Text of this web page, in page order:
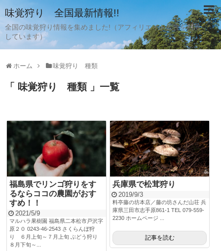
味覚狩り 全国最新情報!!
全国の味覚狩り情報を集めました!（アフィリエイト広告を利用
しています）
ホーム 味覚狩り 種類
「 味覚狩り 種類 」一覧
福島県でリンゴ狩りをす
るならココの農園がおす
すめ！！
2021/5/9
マルハラ果樹園 福島県二本松市戸沢字
原２０ 0243-46-2543 さくらんぼ狩
り ６月上旬～７月上旬 ぶどう狩り
８月下旬～...
兵庫県で松茸狩り
2019/9/3
料亭藤の坊本店／藤の坊さんだ山荘 兵
庫県三田市志手原861-1 TEL 079-559-
2230 ホームページ ...
記事を読む